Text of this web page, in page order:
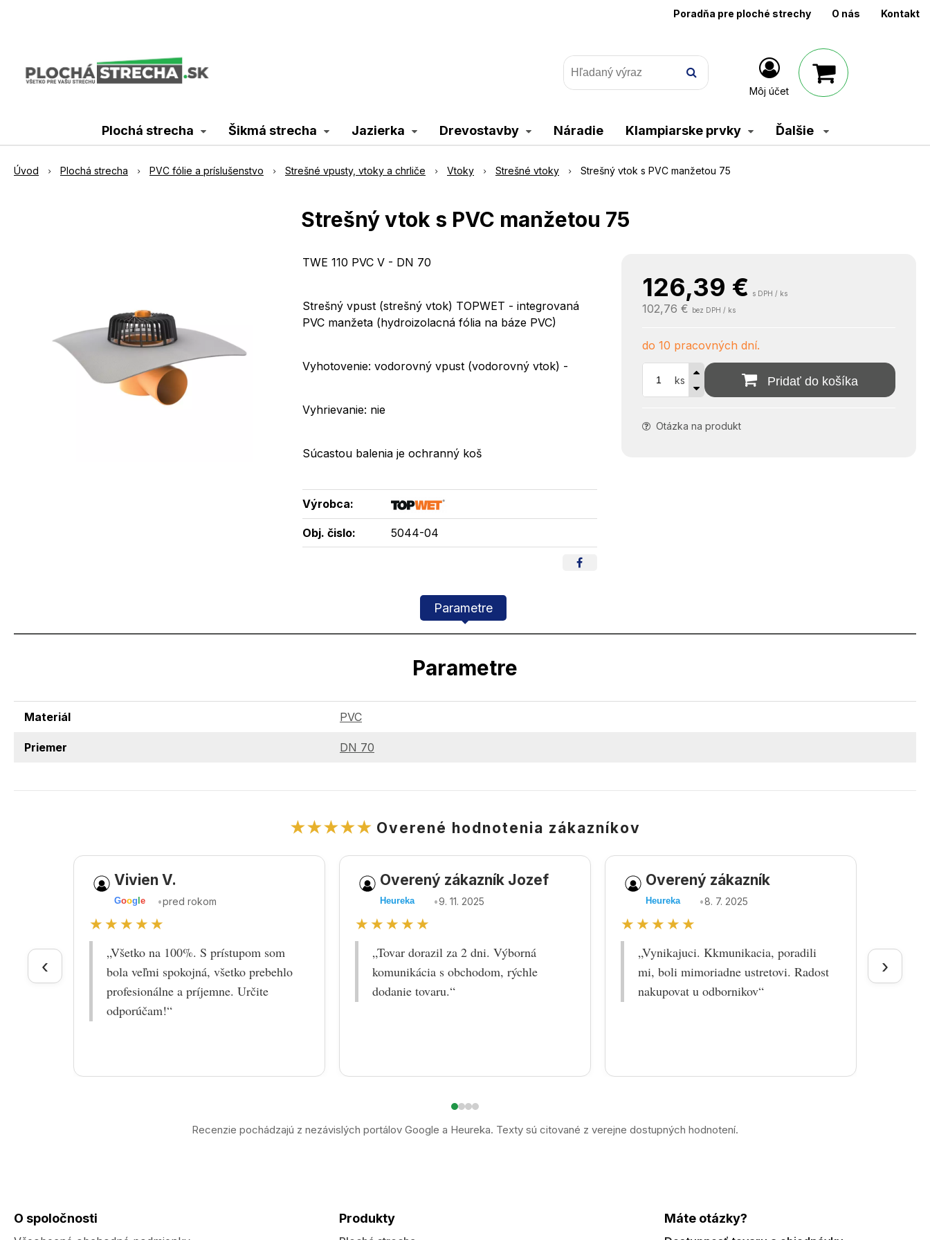
Poradňa pre ploché strechy O nás Kontakt
Môj účet
Plochá strecha Šikmá strecha Jazierka Drevostavby Náradie Klampiarske prvky Ďalšie
Úvod Plochá strecha PVC fólie a príslušenstvo Strešné vpusty, vtoky a chrliče Vtoky Strešné vtoky Strešný vtok s PVC manžetou 75
Strešný vtok s PVC manžetou 75
126,39 € s DPH / ks
102,76 € bez DPH / ks
do 10 pracovných dní.
ks Pridať do košíka
Otázka na produkt
TWE 110 PVC V - DN 70
Strešný vpust (strešný vtok) TOPWET - integrovaná
PVC manžeta (hydroizolacná fólia na báze PVC)
Vyhotovenie: vodorovný vpust (vodorovný vtok) -
Vyhrievanie: nie
Súcastou balenia je ochranný koš
Výrobca:
Obj. čislo: 5044-04
Parametre
Parametre
Materiál PVC
Priemer DN 70
★★★★★ Overené hodnotenia zákazníkov
‹
Vivien V.
Goog le •pred rokom
★★★★★
„Všetko na 100%. S prístupom som
bola veľmi spokojná, všetko prebehlo
profesionálne a príjemne. Určite
odporúčam!“
Overený zákazník Jozef
Heureka •9. 11. 2025
★★★★★
„Tovar dorazil za 2 dni. Výborná
komunikácia s obchodom, rýchle
dodanie tovaru.“
Overený zákazník
Heureka •8. 7. 2025
★★★★★
„Vynikajuci. Kkmunikacia, poradili
mi, boli mimoriadne ustretovi. Radost
nakupovat u odbornikov“
›
Recenzie pochádzajú z nezávislých portálov Google a Heureka. Texty sú citované z verejne dostupných hodnotení.
O spoločnosti Produkty Máte otázky?